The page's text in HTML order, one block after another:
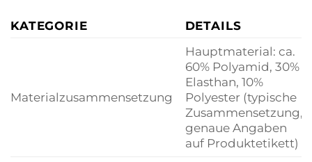
KATEGORIE DETAILS
Materialzusammensetzung
Hauptmaterial: ca.
60% Polyamid, 30%
Elasthan, 10%
Polyester (typische
Zusammensetzung,
genaue Angaben
auf Produktetikett)